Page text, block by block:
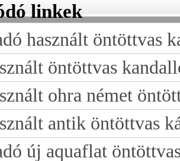
linkek
használt öntöttvas
öntöttvas
ohra német
antik öntöttvas
új aquaflat